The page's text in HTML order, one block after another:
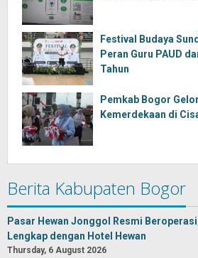
Festival Budaya
Peran Guru PAUD
Tahun
Pemkab Bogor
Kemerdekaan di
Berita Kabupaten Bogor
Pasar Hewan Jonggol Resmi
Lengkap dengan Hotel Hewan
Thursday, 6 August 2026